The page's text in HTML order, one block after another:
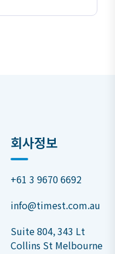
회사정보
+61 3 9670 6692
info@timest.com.au
Suite 804, 343 Lt
Collins St Melbourne